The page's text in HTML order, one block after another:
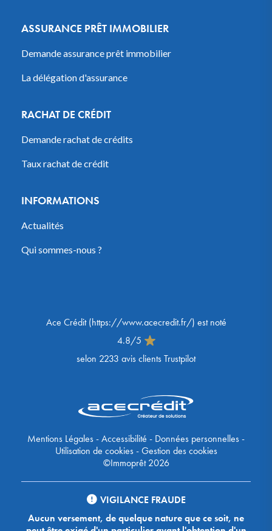
ASSURANCE PRÊT IMMOBILIER
Demande assurance prêt immobilier
La délégation d'assurance
RACHAT DE CRÉDIT
Demande rachat de crédits
Taux rachat de crédit
INFORMATIONS
Actualités
Qui sommes-nous ?
Ace Crédit(https://www.acecredit.fr/) est noté
4.8/5
selon 2233 avis clients Trustpilot
Mentions Légales-Accessibilité - Données personnelles-
Utilisation de cookies-Gestion des cookies
©Immoprêt 2026
VIGILANCE FRAUDE
Aucun versement, de quelque nature que ce soit, ne